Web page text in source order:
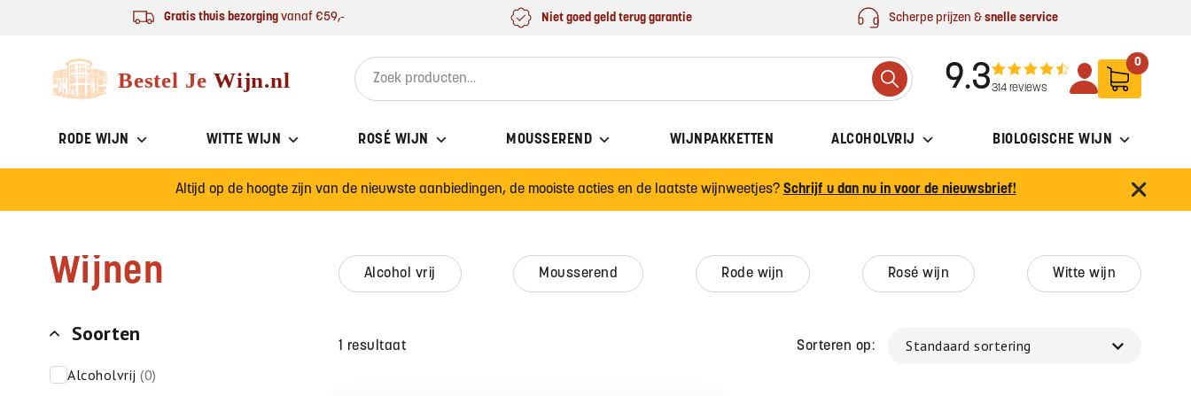
Gratis thuis bezorgingvanaf €59,- Niet goed geld terug garantie Scherpe prijzen &snelle service
Bestel Je Wijn
Search for:
Search
9.3314 reviews
0
RODE WIJN WITTE WIJN ROSÉ WIJN MOUSSEREND WIJNPAKKETTEN ALCOHOLVRIJ BIOLOGISCHE WIJN
Altijd op de hoogte zijn van de nieuwste aanbiedingen, de mooiste acties en de laatste wijnweetjes? Schrijf u dan nu in voor de nieuwsbrief!
Wijnen
Soorten
alcoholvrij (0)
alcohol vrij mousserend rode wijn rosé wijn witte wijn
1 resultaat Sorteren op: